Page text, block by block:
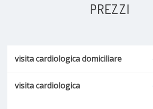
PREZZI
visita cardiologica domiciliare
visita cardiologica